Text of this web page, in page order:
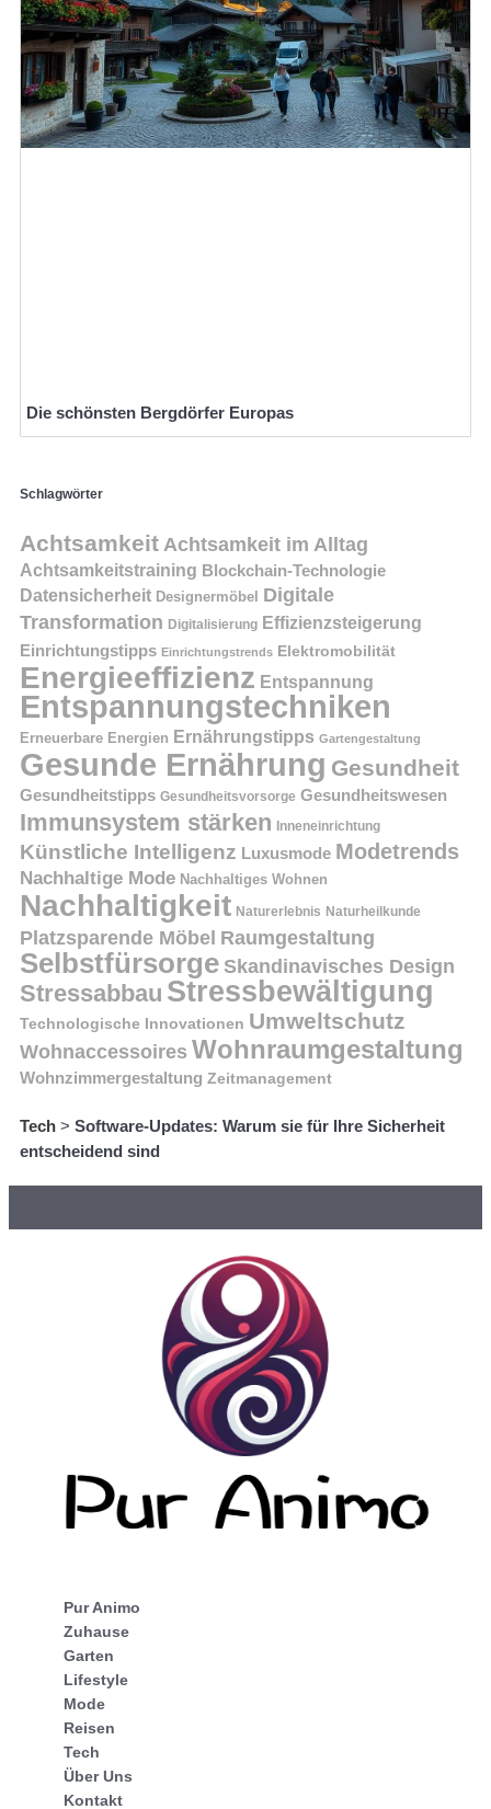
Die schönsten Bergdörfer Europas
Schlagwörter
Achtsamkeit Achtsamkeit im Alltag
Achtsamkeitstraining Blockchain-Technologie
Datensicherheit Designermöbel
Digitale
Transformation Digitalisierung Effizienzsteigerung
Einrichtungstipps Einrichtungstrends Elektromobilität
Energieeffizienz Entspannung
Entspannungstechniken
Erneuerbare Energien Ernährungstipps Gartengestaltung
Gesunde Ernährung Gesundheit
Gesundheitstipps Gesundheitsvorsorge Gesundheitswesen
Immunsystem stärken Inneneinrichtung
Künstliche Intelligenz Luxusmode Modetrends
Nachhaltige Mode Nachhaltiges Wohnen
Nachhaltigkeit Naturerlebnis Naturheilkunde
Platzsparende Möbel Raumgestaltung
Selbstfürsorge Skandinavisches Design
Stressabbau Stressbewältigung
Technologische Innovationen Umweltschutz
Wohnaccessoires Wohnraumgestaltung
Wohnzimmergestaltung Zeitmanagement
Tech > Software-Updates: Warum sie für Ihre Sicherheit
entscheidend sind
Pur Animo
Zuhause
Garten
Lifestyle
Mode
Reisen
Tech
Über Uns
Kontakt